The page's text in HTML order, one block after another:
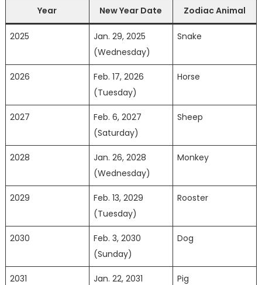
Year New Year Date Zodiac Animal
2025
Jan. 29, 2025
(Wednesday)
Snake
2026
Feb. 17, 2026
(Tuesday)
Horse
2027
Feb. 6, 2027
(Saturday)
Sheep
2028
Jan. 26, 2028
(Wednesday)
Monkey
2029
Feb. 13, 2029
(Tuesday)
Rooster
2030
Feb. 3, 2030
(Sunday)
Dog
2031
Jan. 22, 2031
Pig